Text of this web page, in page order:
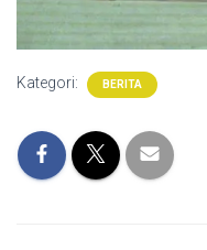
Kategori: BERITA